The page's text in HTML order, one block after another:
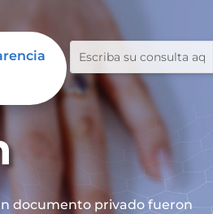
documento privado fueron